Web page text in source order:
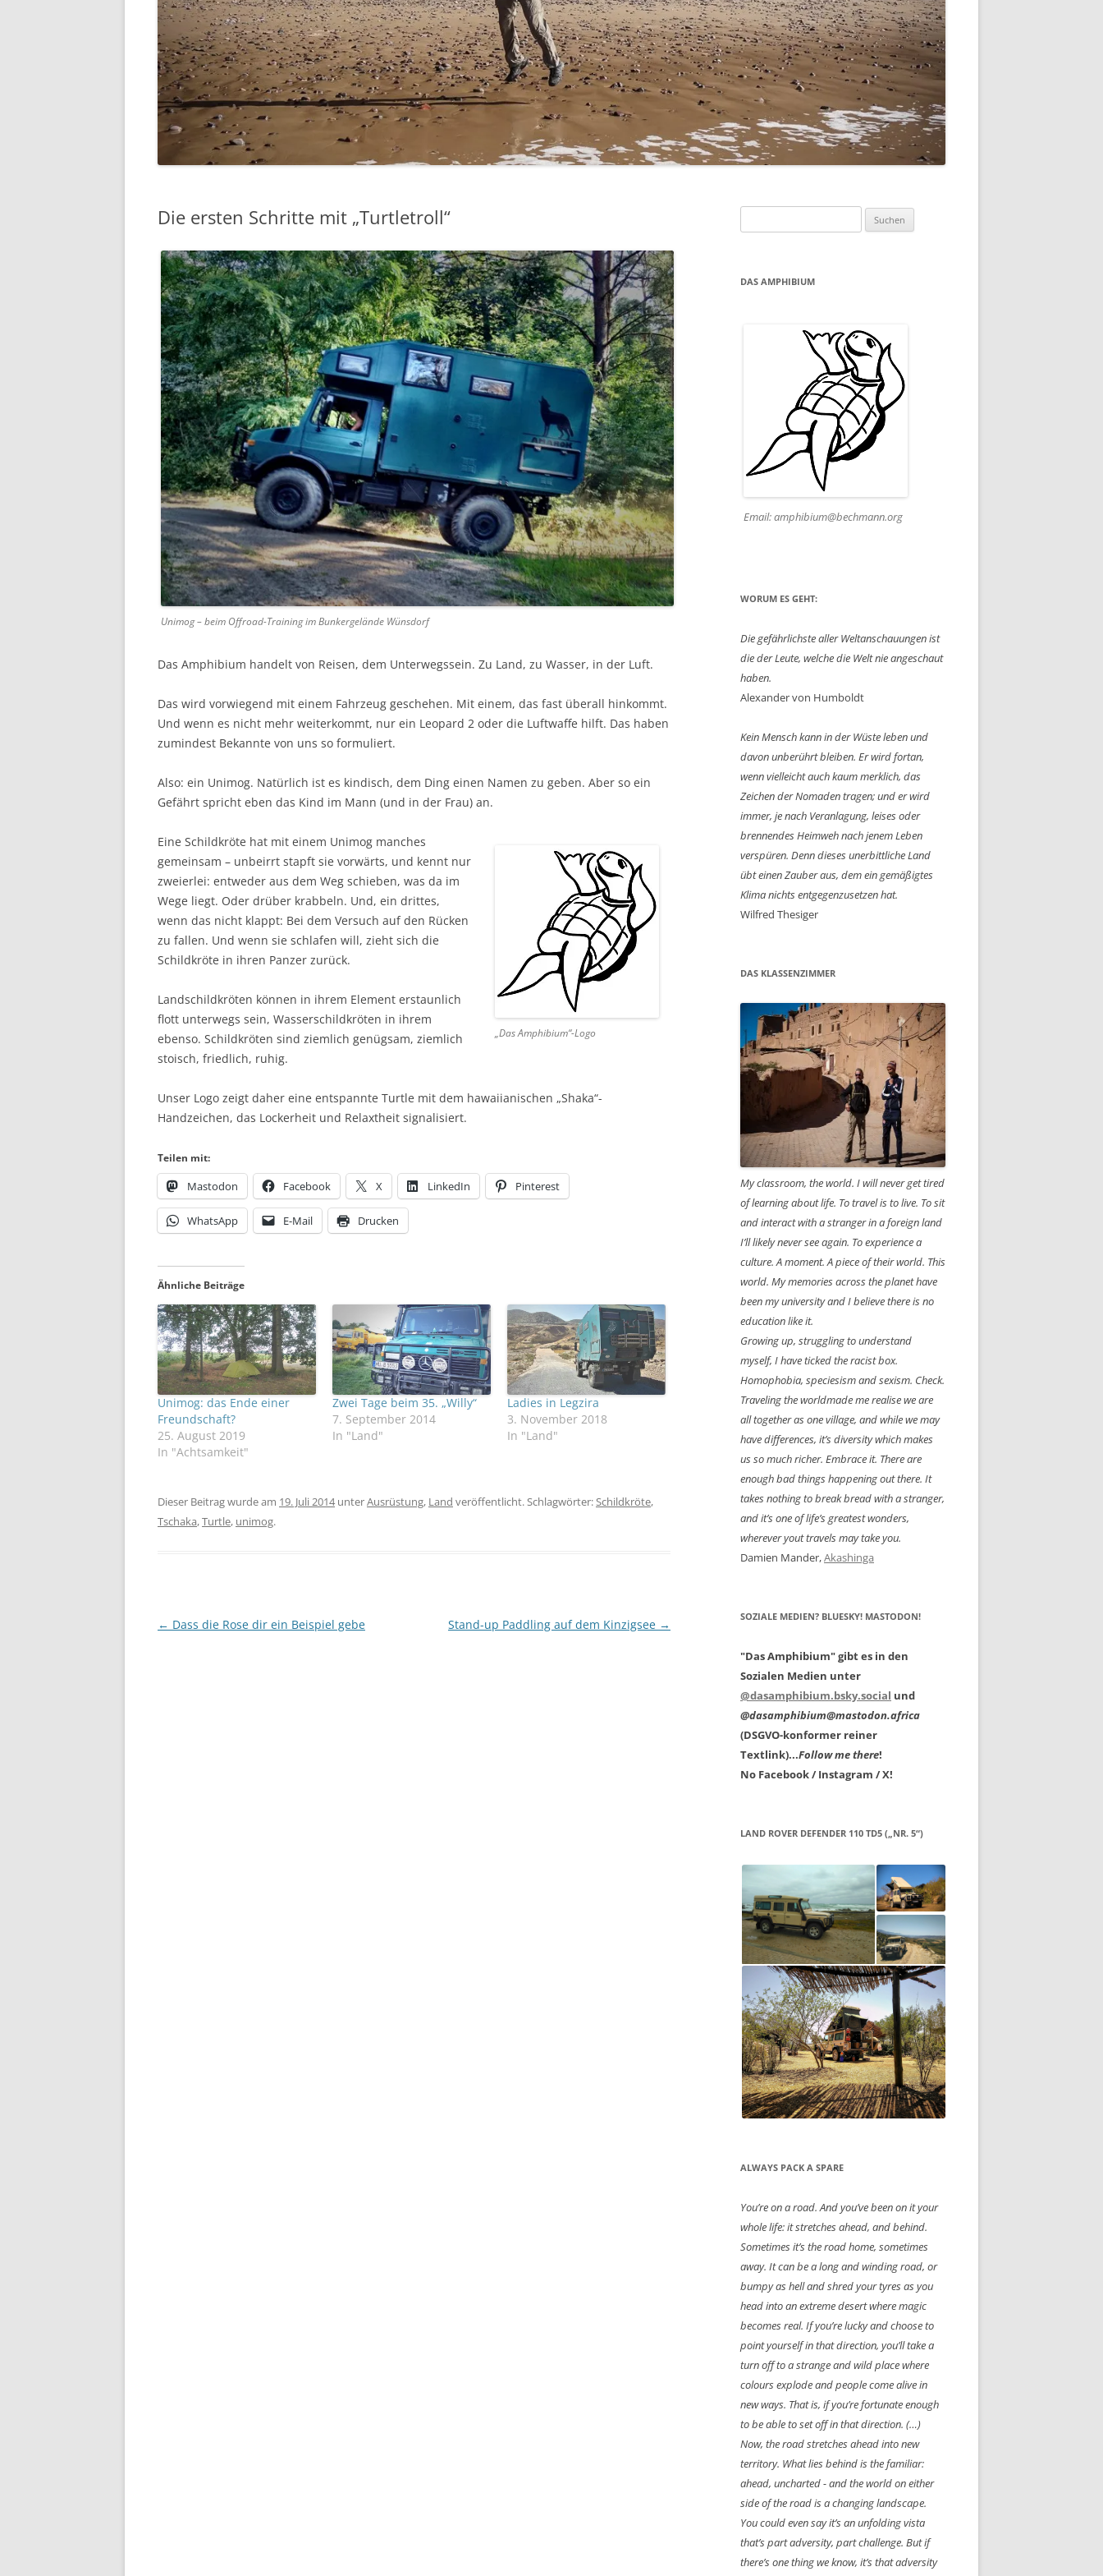
PFLANZENBASIERTES
INTERVALLFASTEN
GENTLE PREPPING
TERMINE
Die ersten Schritte mit „Turtletroll“
Unimog – beim Offroad-Training im Bunkergelände Wünsdorf
Das Amphibium handelt von Reisen, dem Unterwegssein. Zu Land, zu Wasser, in der Luft.
Das wird vorwiegend mit einem Fahrzeug geschehen. Mit einem, das fast überall hinkommt.
Und wenn es nicht mehr weiterkommt, nur ein Leopard 2 oder die Luftwaffe hilft. Das haben
zumindest Bekannte von uns so formuliert.
Also: ein Unimog. Natürlich ist es kindisch, dem Ding einen Namen zu geben. Aber so ein
Gefährt spricht eben das Kind im Mann (und in der Frau) an.
„Das Amphibium“-Logo
Eine Schildkröte hat mit einem Unimog manches
gemeinsam – unbeirrt stapft sie vorwärts, und kennt nur
zweierlei: entweder aus dem Weg schieben, was da im
Wege liegt. Oder drüber krabbeln. Und, ein drittes,
wenn das nicht klappt: Bei dem Versuch auf den Rücken
zu fallen. Und wenn sie schlafen will, zieht sich die
Schildkröte in ihren Panzer zurück.
Landschildkröten können in ihrem Element erstaunlich
flott unterwegs sein, Wasserschildkröten in ihrem
ebenso. Schildkröten sind ziemlich genügsam, ziemlich
stoisch, friedlich, ruhig.
Unser Logo zeigt daher eine entspannte Turtle mit dem hawaiianischen „Shaka“-
Handzeichen, das Lockerheit und Relaxtheit signalisiert.
Teilen mit:
Mastodon Facebook X LinkedIn Pinterest
WhatsApp E-Mail Drucken
Ähnliche Beiträge
Unimog: das Ende einer
Freundschaft?
25. August 2019
In "Achtsamkeit"
Zwei Tage beim 35. „Willy“
7. September 2014
In "Land"
Ladies in Legzira
3. November 2018
In "Land"
Dieser Beitrag wurde am 19. Juli 2014unterAusrüstung, Land veröffentlicht. Schlagwörter:Schildkröte,
Tschaka,Turtle, unimog.
Beitragsnavigation
← Dass die Rose dir ein Beispiel gebe Stand-up Paddling auf dem Kinzigsee →
nach:
DAS AMPHIBIUM
Email: amphibium@bechmann.org
WORUM ES GEHT:
Die gefährlichste aller Weltanschauungen ist
die der Leute, welche die Welt nie angeschaut
haben.
Alexander von Humboldt
Kein Mensch kann in der Wüste leben und
davon unberührt bleiben. Er wird fortan,
wenn vielleicht auch kaum merklich, das
Zeichen der Nomaden tragen; und er wird
immer, je nach Veranlagung, leises oder
brennendes Heimweh nach jenem Leben
verspüren. Denn dieses unerbittliche Land
übt einen Zauber aus, dem ein gemäßigtes
Klima nichts entgegenzusetzen hat.
Wilfred Thesiger
DAS KLASSENZIMMER
My classroom, the world. I will never get tired
of learning about life. To travel is to live. To sit
and interact with a stranger in a foreign land
I’ll likely never see again. To experience a
culture. A moment. A piece of their world. This
world. My memories across the planet have
been my university and I believe there is no
education like it.
Growing up, struggling to understand
myself, I have ticked the racist box.
Homophobia, speciesism and sexism. Check.
Traveling the worldmade me realise we are
all together as one village, and while we may
have differences, it’s diversity which makes
us so much richer. Embrace it. There are
enough bad things happening out there. It
takes nothing to break bread with a stranger,
and it’s one of life’s greatest wonders,
wherever yout travels may take you.
Damien Mander,Akashinga
SOZIALE MEDIEN? BLUESKY! MASTODON!
"Das Amphibium" gibt es in den
Sozialen Medien unter
@dasamphibium.bsky.social und
@dasamphibium@mastodon.africa
(DSGVO-konformer reiner
Textlink)...Follow me there!
No Facebook / Instagram / X!
LAND ROVER DEFENDER 110 TD5 („NR. 5“)
ALWAYS PACK A SPARE
You’re on a road. And you’ve been on it your
whole life: it stretches ahead, and behind.
Sometimes it’s the road home, sometimes
away. It can be a long and winding road, or
bumpy as hell and shred your tyres as you
head into an extreme desert where magic
becomes real. If you’re lucky and choose to
point yourself in that direction, you’ll take a
turn off to a strange and wild place where
colours explode and people come alive in
new ways. That is, if you’re fortunate enough
to be able to set off in that direction. (…)
Now, the road stretches ahead into new
territory. What lies behind is the familiar:
ahead, uncharted - and the world on either
side of the road is a changing landscape.
You could even say it’s an unfolding vista
that’s part adversity, part challenge. But if
there’s one thing we know, it’s that adversity